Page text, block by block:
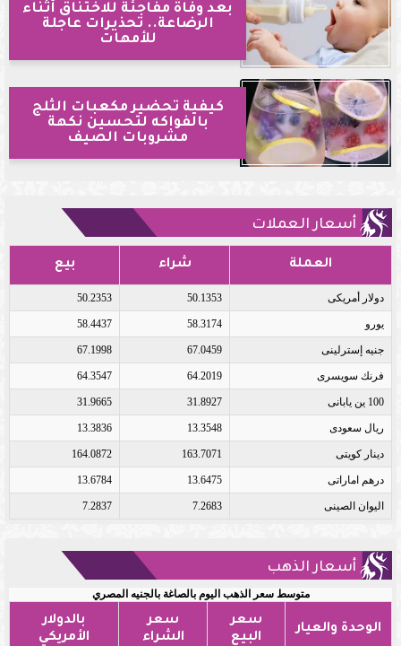
بعد وفاة مفاجئة للاختناق أثناء
الرضاعة.. تحذيرات عاجلة
للأمهات
كيفية تحضير مكعبات الثلج
بالفواكه لتحسين نكهة
مشروبات الصيف
أسعار العملات
العملة شراء بيع
دولار أمريكى 50.1353
50.2353
يورو 58.3174
58.4437
جنيه إسترلينى 67.0459
67.1998
فرنك سويسرى 64.2019
64.3547
100 ين يابانى 31.8927
31.9665
ريال سعودى 13.3548
13.3836
دينار كويتى 163.7071
164.0872
درهم اماراتى 13.6475
13.6784
اليوان الصينى 7.2683
7.2837
أسعار الذهب
متوسط سعر الذهب اليوم بالصاغة بالجنيه المصري
الوحدة والعيار
سعر
البيع
سعر
الشراء
بالدولار
الأمريكي